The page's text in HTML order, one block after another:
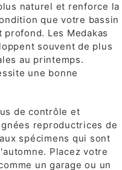
naturel et renforce la
que votre bassin
Les Medakas
souvent de plus
au printemps.
une bonne
de contrôle et
reproductrices de
spécimens qui sont
Placez votre
un garage ou un